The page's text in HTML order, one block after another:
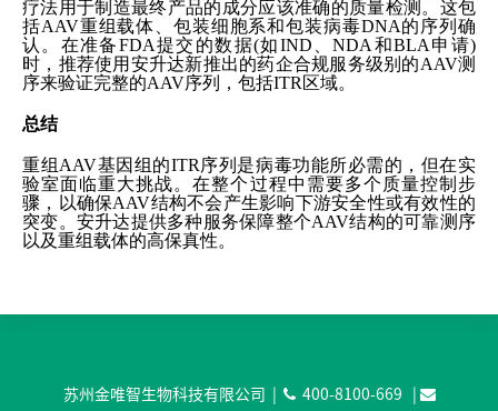
疗法用于制造最终产品的成分应该准确的质量检测。这包
括AAV重组载体、包装细胞系和包装病毒DNA的序列确
认。在准备FDA提交的数据(如IND、NDA和BLA申请)
时，推荐使用安升达新推出的药企合规服务级别的AAV测
序来验证完整的AAV序列，包括ITR区域。
总结
重组AAV基因组的ITR序列是病毒功能所必需的，但在实
验室面临重大挑战。在整个过程中需要多个质量控制步
骤，以确保AAV结构不会产生影响下游安全性或有效性的
突变。安升达提供多种服务保障整个AAV结构的可靠测序
以及重组载体的高保真性。
苏州金唯智生物科技有限公司 | 400-8100-669 |